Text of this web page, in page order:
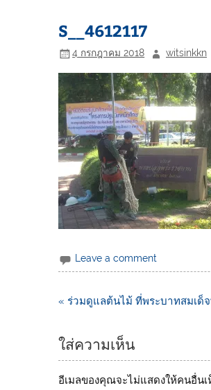
S__4612117
4 กรกฎาคม 2018 witsinkkn
Leave a comment
« ร่วมดูแลต้นไม้ ที่พระบาทสมเด็
ใส่ความเห็น
อีเมลของคุณจะไม่แสดงให้คนอื่น